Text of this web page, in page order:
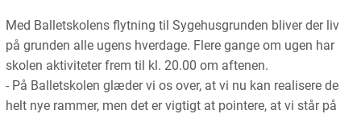
Med Balletskolens flytning til Sygehusgrunden bliver der liv
på grunden alle ugens hverdage. Flere gange om ugen har
skolen aktiviteter frem til kl. 20.00 om aftenen.
- På Balletskolen glæder vi os over, at vi nu kan realisere de
helt nye rammer, men det er vigtigt at pointere, at vi står på